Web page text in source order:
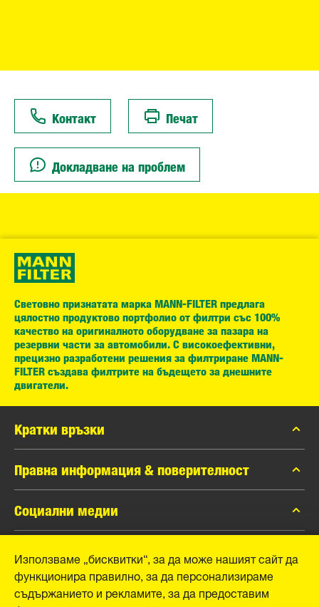
Контакт Печат
Докладване на проблем
Световно признатата марка MANN-FILTER предлага
цялостно продуктово портфолио от филтри със 100%
качество на оригиналното оборудване за пазара на
резервни части за автомобили. С високоефективни,
прецизно разработени решения за филтриране MANN-
FILTER създава филтрите на бъдещето за днешните
двигатели.
Кратки връзки
каталог MANN-FILTER
Контакти
Правна информация & поверителност
Защита на личните данни
Официално уведомление
Отпечатък
Социални медии
Instagram
YouTube
MANN+HUMMEL GmbH
Използваме „бисквитки“, за да може нашият сайт да
функционира правилно, за да персонализираме
съдържанието и рекламите, за да предоставим